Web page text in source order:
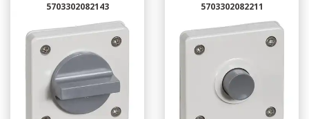
5703302082143
5703302082211